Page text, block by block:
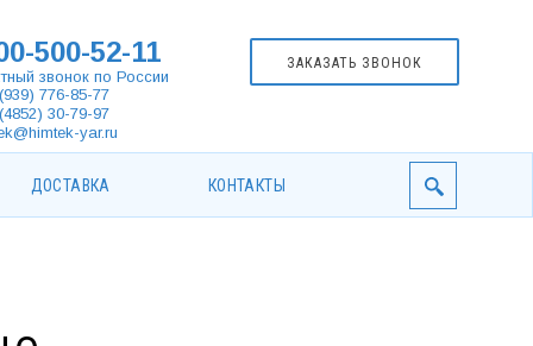
500-52-11
звонок по России
776-85-77
30-79-97
yar.ru
ЗАКАЗАТЬ ЗВОНОК
ДОСТАВКА КОНТАКТЫ